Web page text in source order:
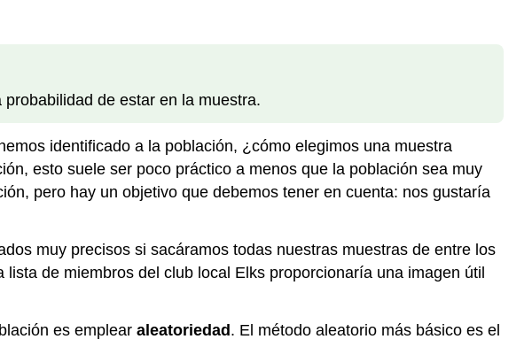
de estar en la muestra.
identificado a la población, ¿cómo elegimos una muestra
esto suele ser poco práctico a menos que la población sea muy
pero hay un objetivo que debemos tener en cuenta: nos gustaría
muy precisos si sacáramos todas nuestras muestras de entre los
de miembros del club local Elks proporcionaría una imagen útil
es emplear aleatoriedad. El método aleatorio más básico es el